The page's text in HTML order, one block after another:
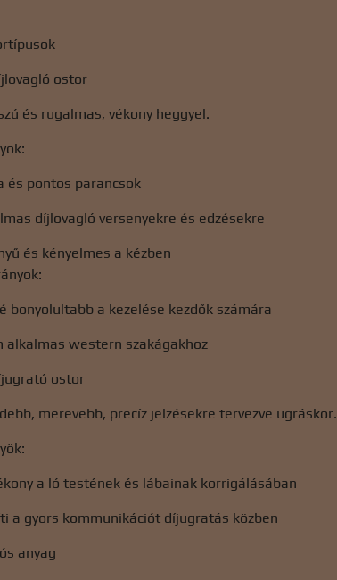
ostor
és rugalmas, vékony heggyel.
és pontos parancsok
díjlovagló versenyekre és edzésekre
és kényelmes a kézben
bonyolultabb a kezelése kezdők számára
alkalmas western szakágakhoz
ostor
merevebb, precíz jelzésekre tervezve ugráskor.
a ló testének és lábainak korrigálásában
a gyors kommunikációt díjugratás közben
anyag